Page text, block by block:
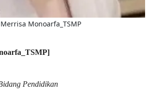
Merrisa Monoarfa_TSMP
Pendidikan